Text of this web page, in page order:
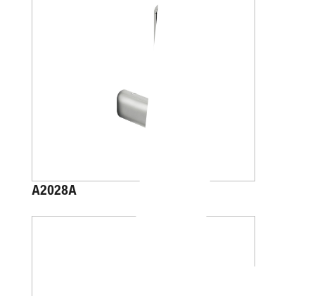
A2028A